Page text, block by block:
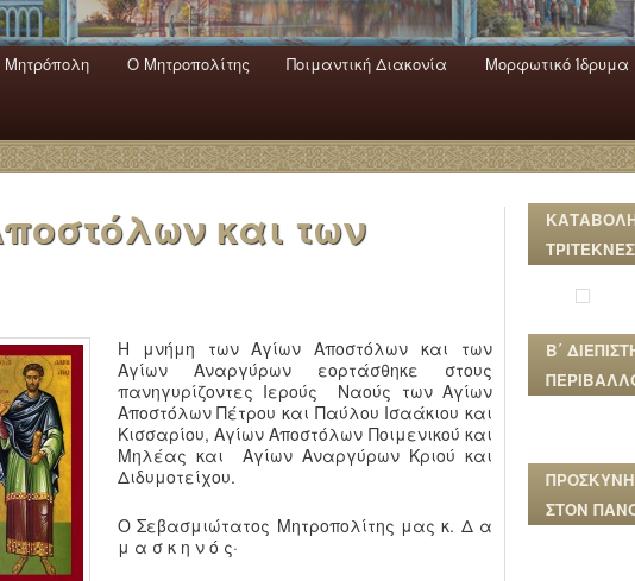
Mητρόπολη Ο Mητροπολίτης Ποιμαντική Διακονία Μορφωτικό Ίδρυμα
και των
Η μνήμη των Αγίων Αποστόλων και των
Αγίων Αναργύρων εορτάσθηκε στους
πανηγυρίζοντες Ιερούς Ναούς των Αγίων
Αποστόλων Πέτρου και Παύλου Ισαάκιου και
Κισσαρίου, Αγίων Αποστόλων Ποιμενικού και
Μηλέας και Αγίων Αναργύρων Κριού και
Διδυμοτείχου.
Ο Σεβασμιώτατος Μητροπολίτης μας κ. Δ α
μ α σ κ η ν ό ς·
Β΄
ΣΤΟΝ